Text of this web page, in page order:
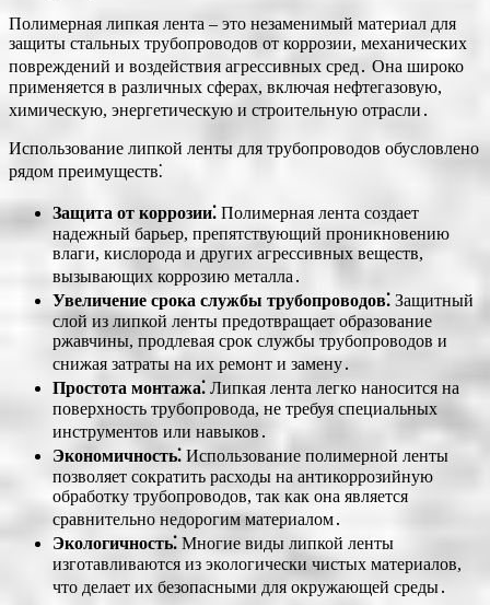
Полимерная липкая лента – это незаменимый материал для
защиты стальных трубопроводов от коррозии, механических
повреждений и воздействия агрессивных сред․ Она широко
применяется в различных сферах, включая нефтегазовую,
химическую, энергетическую и строительную отрасли․
Использование липкой ленты для трубопроводов обусловлено
рядом преимуществ⁚
Защита от коррозии⁚ Полимерная лента создает
надежный барьер, препятствующий проникновению
влаги, кислорода и других агрессивных веществ,
вызывающих коррозию металла․
Увеличение срока службы трубопроводов⁚ Защитный
слой из липкой ленты предотвращает образование
ржавчины, продлевая срок службы трубопроводов и
снижая затраты на их ремонт и замену․
Простота монтажа⁚ Липкая лента легко наносится на
поверхность трубопровода, не требуя специальных
инструментов или навыков․
Экономичность⁚ Использование полимерной ленты
позволяет сократить расходы на антикоррозийную
обработку трубопроводов, так как она является
сравнительно недорогим материалом․
Экологичность⁚ Многие виды липкой ленты
изготавливаются из экологически чистых материалов,
что делает их безопасными для окружающей среды․